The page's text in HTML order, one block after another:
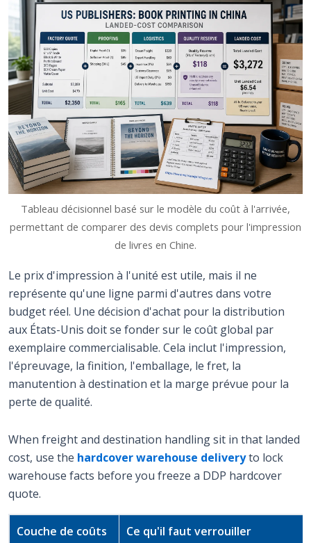
Tableau décisionnel basé sur le modèle du coût à l'arrivée,
permettant de comparer des devis complets pour l'impression
de livres en Chine.
Le prix d'impression à l'unité est utile, mais il ne
représente qu'une ligne parmi d'autres dans votre
budget réel. Une décision d'achat pour la distribution
aux États-Unis doit se fonder sur le coût global par
exemplaire commercialisable. Cela inclut l'impression,
l'épreuvage, la finition, l'emballage, le fret, la
manutention à destination et la marge prévue pour la
perte de qualité.
When freight and destination handling sit in that landed
cost, use the hardcover warehouse deliveryto lock
warehouse facts before you freeze a DDP hardcover
quote.
Couche de coûts Ce qu'il faut verrouiller